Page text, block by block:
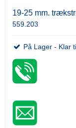
19-25 mm.
559.203
På Lager - Klar